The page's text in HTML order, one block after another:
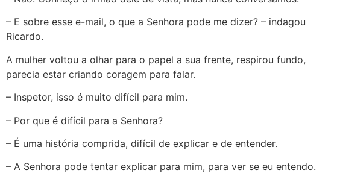
– E sobre esse e-mail, o que a Senhora pode me dizer? – indagou
Ricardo.
A mulher voltou a olhar para o papel a sua frente, respirou fundo,
parecia estar criando coragem para falar.
– Inspetor, isso é muito difícil para mim.
– Por que é difícil para a Senhora?
– É uma história comprida, difícil de explicar e de entender.
– A Senhora pode tentar explicar para mim, para ver se eu entendo.